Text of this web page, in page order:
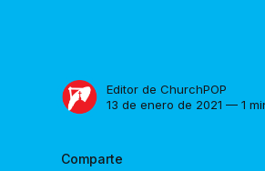
Editor de ChurchPOP
13 de enero de 2021 — 1
Comparte